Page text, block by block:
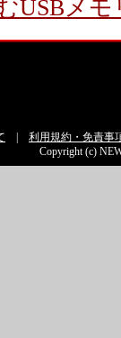
USBメ
利用規約・免責事
Copyright (c)